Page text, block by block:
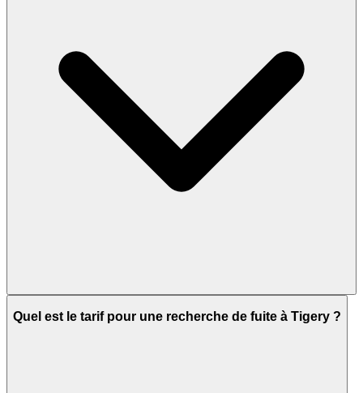
Quel est le tarif pour une recherche de fuite à Tigery ?